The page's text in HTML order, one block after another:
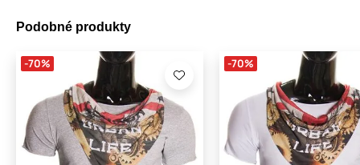
Podobné produkty
-70% -70%